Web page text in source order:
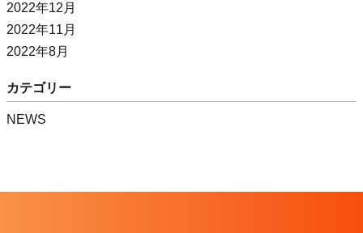
2022年12月
2022年11月
2022年8月
カテゴリー
NEWS